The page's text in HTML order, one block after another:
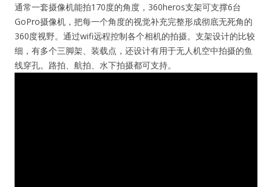
通常一套摄像机能拍170度的角度，360heros支架可支撑6台
GoPro摄像机，把每一个角度的视觉补充完整形成彻底无死角的
360度视野。通过wifi远程控制各个相机的拍摄。支架设计的比较
细，有多个三脚架、装载点，还设计有用于无人机空中拍摄的鱼
线穿孔。路拍、航拍、水下拍摄都可支持。